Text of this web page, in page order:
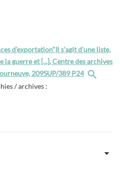
d'exportation"Il s'agit d'une liste,
la guerre et [...], Centre des archives
209SUP/389 P24
/ archives :